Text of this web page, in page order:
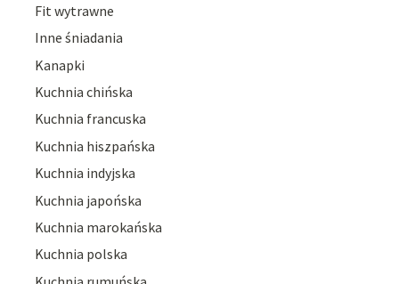
Fit wytrawne
Inne śniadania
Kanapki
Kuchnia chińska
Kuchnia francuska
Kuchnia hiszpańska
Kuchnia indyjska
Kuchnia japońska
Kuchnia marokańska
Kuchnia polska